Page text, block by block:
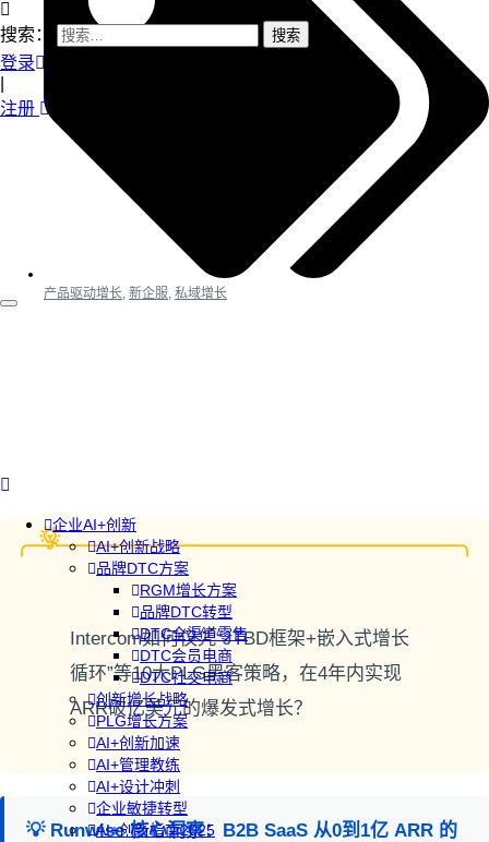
搜索：
登录
注册
企业AI+创新
AI+创新战略
品牌DTC方案
RGM增长方案
品牌DTC转型
DTC全渠道零售
DTC会员电商
DTC社交电商
创新增长战略
PLG增长方案
AI+创新加速
AI+管理教练
AI+设计冲刺
企业敏捷转型
AI+创新指南2025
产品驱动增长 新企服 私域增长
Intercom如何仅凭“JTBD框架+嵌入式增长
循环”等10大PLG黑客策略，在4年内实现
ARR破亿美元的爆发式增长？
💡 Runwise 核心洞察：B2B SaaS 从0到1亿 ARR 的